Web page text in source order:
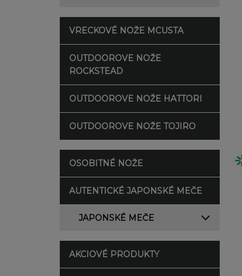
VRECKOVÉ NOŽE MCUSTA
OUTDOOROVE NOŽE
ROCKSTEAD
OUTDOOROVE NOŽE HATTORI
OUTDOOROVE NOŽE TOJIRO
OSOBITNÉ NOŽE
AUTENTICKÉ JAPONSKÉ MEČE
JAPONSKÉ MEČE
AKCIOVÉ PRODUKTY